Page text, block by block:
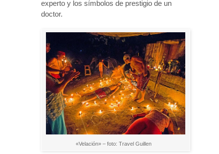
experto y los símbolos de prestigio de un
doctor.
«Velación» – foto: Travel Guillen